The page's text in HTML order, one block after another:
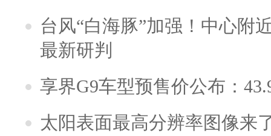
台风“白海豚”加强！中心附
最新研判
享界G9车型预售价公布：
太阳表面最高分辨率图像来